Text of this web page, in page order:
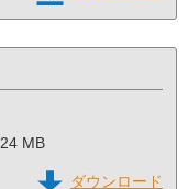
MB
ダウンロード